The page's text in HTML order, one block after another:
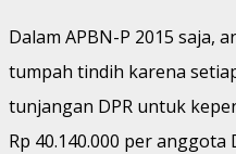
Dalam APBN-P 2015 saja,
tumpah tindih karena
tunjangan DPR untuk
Rp 40.140.000 per anggota